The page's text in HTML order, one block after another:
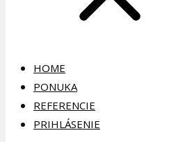
HOME
PONUKA
REFERENCIE
PRIHLÁSENIE